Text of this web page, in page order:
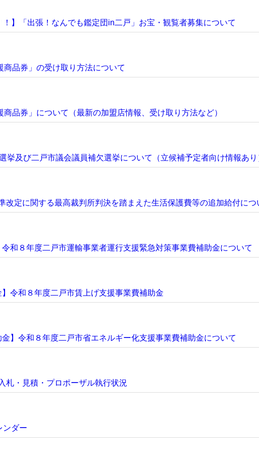
！】「出張！なんでも鑑定団in二戸」お宝・観覧者募集について
商品券」の受け取り方法について
商品券」について（最新の加盟店情報、受け取り方法など）
挙及び二戸市議会議員補欠選挙について（立候補予定者向け情報あり
改定に関する最高裁判所判決を踏まえた生活保護費等の追加給付につ
令和８年度二戸市運輸事業者運行支援緊急対策事業費補助金について
】令和８年度二戸市賃上げ支援事業費補助金
金】令和８年度二戸市省エネルギー化支援事業費補助金について
札・見積・プロポーザル執行状況
ンダー